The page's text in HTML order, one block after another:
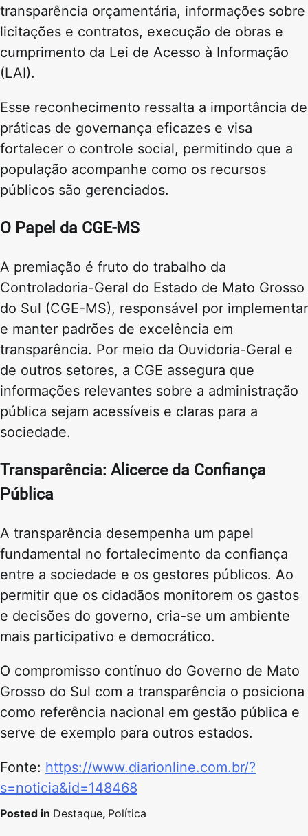
transparência orçamentária, informações sobre
licitações e contratos, execução de obras e
cumprimento da Lei de Acesso à Informação
(LAI).
Esse reconhecimento ressalta a importância de
práticas de governança eficazes e visa
fortalecer o controle social, permitindo que a
população acompanhe como os recursos
públicos são gerenciados.
O Papel da CGE-MS
A premiação é fruto do trabalho da
Controladoria-Geral do Estado de Mato Grosso
do Sul (CGE-MS), responsável por implementar
e manter padrões de excelência em
transparência. Por meio da Ouvidoria-Geral e
de outros setores, a CGE assegura que
informações relevantes sobre a administração
pública sejam acessíveis e claras para a
sociedade.
Transparência: Alicerce da Confiança
Pública
A transparência desempenha um papel
fundamental no fortalecimento da confiança
entre a sociedade e os gestores públicos. Ao
permitir que os cidadãos monitorem os gastos
e decisões do governo, cria-se um ambiente
mais participativo e democrático.
O compromisso contínuo do Governo de Mato
Grosso do Sul com a transparência o posiciona
como referência nacional em gestão pública e
serve de exemplo para outros estados.
Fonte: https://www.diarionline.com.br/?
s=noticia&id=148468
Posted in Destaque, Política